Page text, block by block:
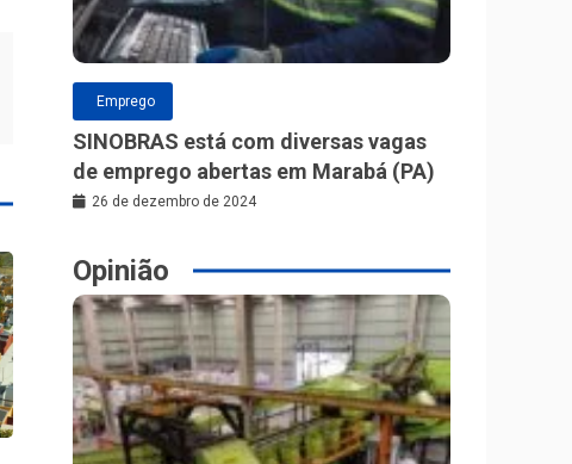
Emprego
SINOBRAS está com diversas vagas
de emprego abertas em Marabá (PA)
26 de dezembro de 2024
Opinião